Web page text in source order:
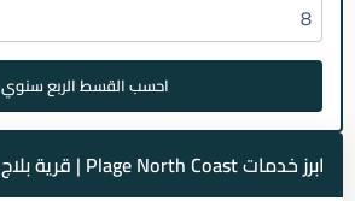
احسب القسط الربع سنوي
ابرز خدمات Plage North Coast | قرية بلاج الساحل الشمالي